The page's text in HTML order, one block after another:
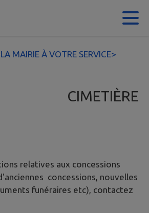
LA MAIRIE À VOTRE SERVICE>
CIMETIÈRE
relatives aux concessions
concessions, nouvelles
funéraires etc), contactez